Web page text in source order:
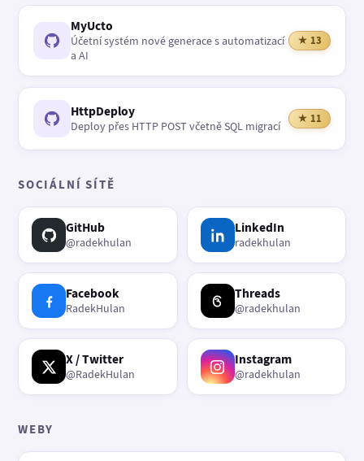
MyUcto
Účetní systém nové generace s automatizací
a AI
★ 13
HttpDeploy
Deploy přes HTTP POST včetně SQL migrací
★ 11
SOCIÁLNÍ SÍTĚ
GitHub
@radekhulan
LinkedIn
radekhulan
Facebook
RadekHulan
Threads
@radekhulan
X / Twitter
@RadekHulan
Instagram
@radekhulan
WEBY